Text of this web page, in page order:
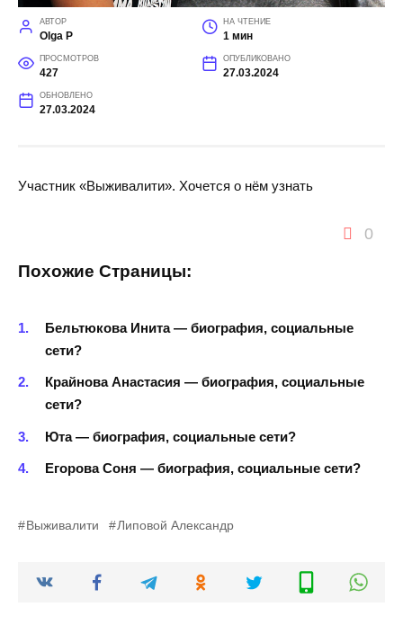
АВТОР
Olga P
НА ЧТЕНИЕ
1 мин
ПРОСМОТРОВ
427
ОПУБЛИКОВАНО
27.03.2024
ОБНОВЛЕНО
27.03.2024
Участник «Выживалити». Хочется о нём узнать
0
Похожие Страницы:
Бельтюкова Инита — биография, социальные
сети?
Крайнова Анастасия — биография, социальные
сети?
Юта — биография, социальные сети?
Егорова Соня — биография, социальные сети?
Выживалити Липовой Александр